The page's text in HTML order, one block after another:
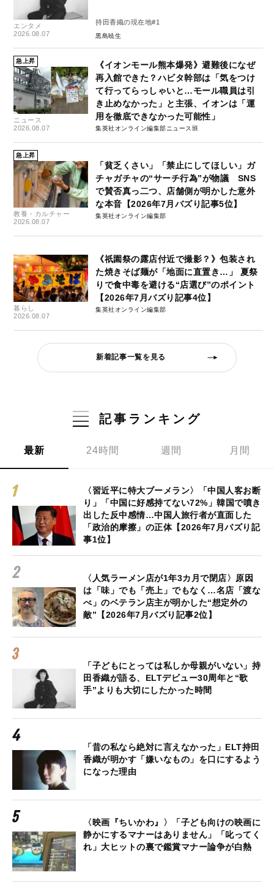
エンタメ
2026.08.07
持田香織の現在地#1
黒島暁生
急上昇
ニュース
2026.08.07
《イオンモール熊本爆発》避難後になぜ
再入館できた？ハビタ幹部は「気をつけ
て行ってらっしゃいと…モール職員は引
き止めなかった」と主張、イオンは「運
用を徹底できなかった可能性」
集英社オンライン編集部ニュース班
急上昇
教養・カルチャー
2026.08.07
「貧乏くさい」「禁止にしてほしい」ガ
チャガチャの“サーチ行為”が物議 SNS
で賛否真っ二つ、店舗側が明かした意外
な本音【2026年7月バズり記事5位】
集英社オンライン編集部
暮らし
2026.08.07
《祇園祭の露店付近で撮影？》包装され
た焼きそば麺が「地面に直置き…」 夏祭
りで食中毒を避ける“店選び”のポイント
【2026年7月バズり記事4位】
集英社オンライン編集部
新着記事一覧を見る
記事ランキング
最新 24時間 週間 月間
〈習近平に特大ブーメラン〉「中国人客お断
り」「中国に好感持てない72%」韓国で噴き
出した反中感情…中国人旅行者が直面した
「政治的摩擦」の正体【2026年7月バズり記
事1位】
〈人気ラーメン店が1年3カ月で閉店〉原因
は「味」でも「売上」でもなく…名店「渡な
べ」のベテラン店主が明かした“想定外の
敵”【2026年7月バズり記事2位】
「子どもにとっては私しか母親がいない」持
田香織が語る、ELTデビュー30周年と“歌
手”よりも大切にしたかった時間
「昔の私なら絶対に言えなかった」ELT持田
香織が明かす「嫌いなもの」を口にするよう
になった理由
〈映画『ちいかわ』〉「子ども向けの映画に
静かにするマナーはありません」「叱ってく
れ」大ヒットの裏で鑑賞マナー論争が白熱